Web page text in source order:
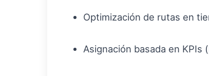
Optimización de rutas en
Asignación basada en KPIs